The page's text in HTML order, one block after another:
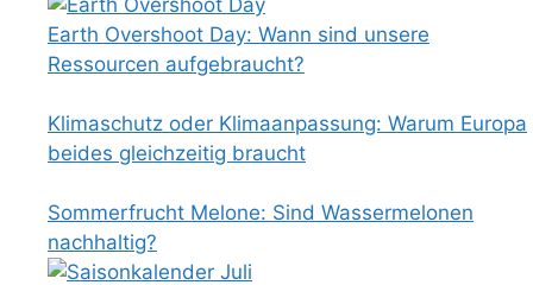
Earth Overshoot Day: Wann sind unsere
Ressourcen aufgebraucht?
Klimaschutz oder Klimaanpassung: Warum Europa
beides gleichzeitig braucht
Sommerfrucht Melone: Sind Wassermelonen
nachhaltig?